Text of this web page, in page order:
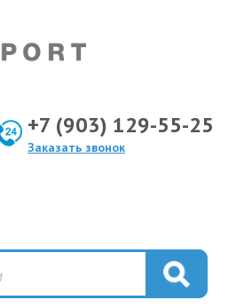
+7 (903) 129-55-25
Заказать звонок